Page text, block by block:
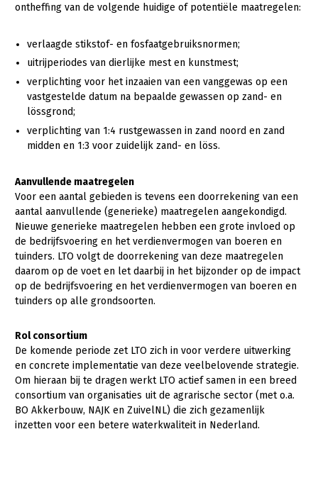
Vakgroepbestuurders
Pers
Contact
ontheffing van de volgende huidige of potentiële maatregelen:
verlaagde stikstof- en fosfaatgebruiksnormen;
uitrijperiodes van dierlijke mest en kunstmest;
verplichting voor het inzaaien van een vanggewas op een
vastgestelde datum na bepaalde gewassen op zand- en
lössgrond;
verplichting van 1:4 rustgewassen in zand noord en zand
midden en 1:3 voor zuidelijk zand- en löss.
Aanvullende maatregelen
Voor een aantal gebieden is tevens een doorrekening van een
aantal aanvullende (generieke) maatregelen aangekondigd.
Nieuwe generieke maatregelen hebben een grote invloed op
de bedrijfsvoering en het verdienvermogen van boeren en
tuinders. LTO volgt de doorrekening van deze maatregelen
daarom op de voet en let daarbij in het bijzonder op de impact
op de bedrijfsvoering en het verdienvermogen van boeren en
tuinders op alle grondsoorten.
Rol consortium
De komende periode zet LTO zich in voor verdere uitwerking
en concrete implementatie van deze veelbelovende strategie.
Om hieraan bij te dragen werkt LTO actief samen in een breed
consortium van organisaties uit de agrarische sector (met o.a.
BO Akkerbouw, NAJK en ZuivelNL) die zich gezamenlijk
inzetten voor een betere waterkwaliteit in Nederland.